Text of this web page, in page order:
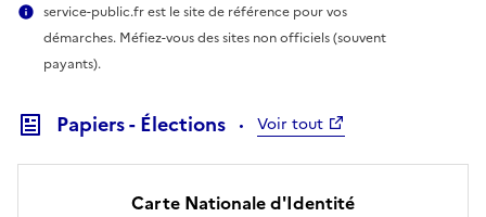
service-public.fr est le site de référence pour vos
démarches. Méfiez-vous des sites non officiels (souvent
payants).
Papiers - Élections Voir tout
Carte Nationale d'Identité